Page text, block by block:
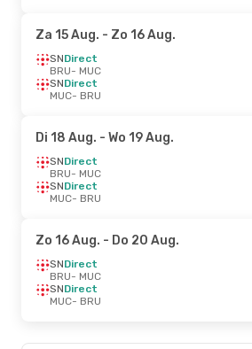
Za 15 Aug. - Zo 16 Aug.
SNDirect
BRU- MUC
SNDirect
MUC- BRU
Di 18 Aug. - Wo 19 Aug.
SNDirect
BRU- MUC
SNDirect
MUC- BRU
Zo 16 Aug. - Do 20 Aug.
SNDirect
BRU- MUC
SNDirect
MUC- BRU